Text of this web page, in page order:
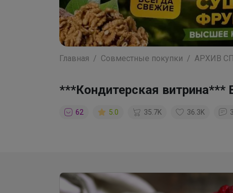
Главная Совместные покупки АРХИВ СП
***Кондитерская витрина***
62 5.0 35.7K 36.3K